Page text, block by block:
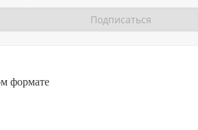
формате